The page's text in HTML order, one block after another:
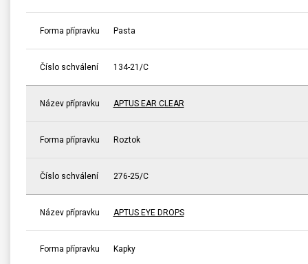
Forma přípravku Pasta
Číslo schválení 134-21/C
Název přípravku APTUS EAR CLEAR
Forma přípravku Roztok
Číslo schválení 276-25/C
Název přípravku APTUS EYE DROPS
Forma přípravku Kapky